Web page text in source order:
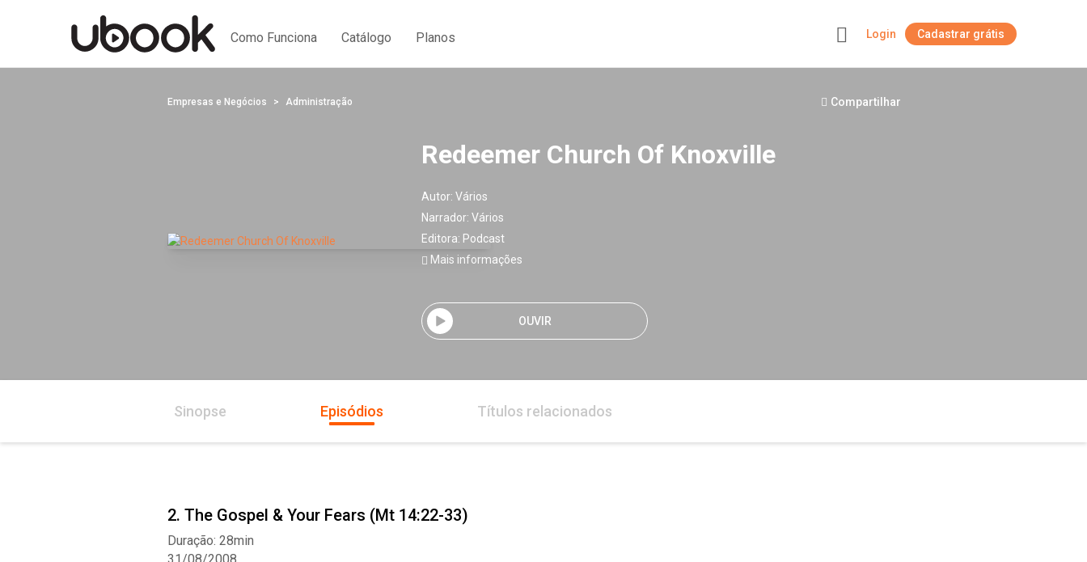
Como Funciona Catálogo Planos Login Cadastrar grátis
Empresas e Negócios Administração Compartilhar
Redeemer Church Of Knoxville
Autor: Vários
Narrador: Vários
Editora: Podcast
Mais informações
OUVIR
Sinopse Episódios Títulos relacionados
2. The Gospel & Your Fears (Mt 14:22-33)
Duração: 28min